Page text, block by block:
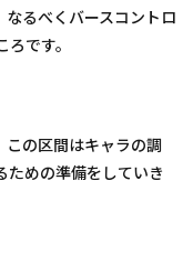
るべくバースコントロ
です。
この区間はキャラの調
ための準備をしていき